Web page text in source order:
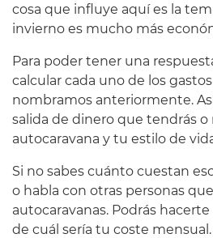
cosa que influye aquí es la
invierno es mucho más
Para poder tener una
calcular cada uno de los
nombramos anteriormente.
salida de dinero que tendrás
autocaravana y tu estilo de
Si no sabes cuánto cuestan
o habla con otras personas
autocaravanas. Podrás
de cuál sería tu coste mensual.